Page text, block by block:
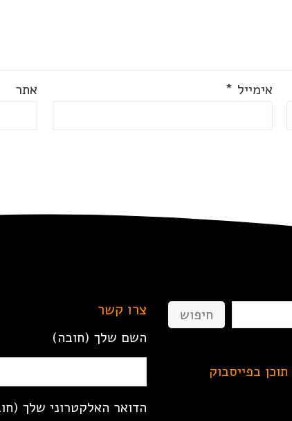
אימייל * אתר
חיפוש
תוכן בפייסבוק
צרו קשר
השם שלך (חובה)
הדואר האלקטרוני שלך